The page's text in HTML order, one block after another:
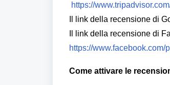
https://
Il link della recensione di
Il link della recensione di
https://www.facebook.com/
Come attivare le